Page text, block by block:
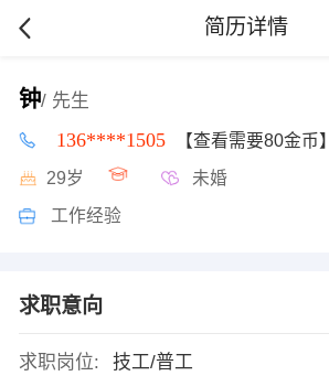
简历详情
钟/ 先生
136****1505 【查看需要80金币】
29岁 未婚
工作经验
求职意向
求职岗位:
技工/普工